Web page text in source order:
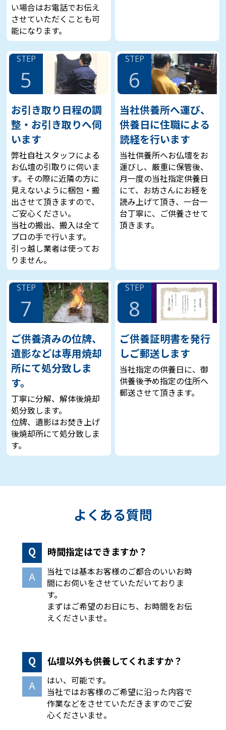
い場合はお電話でお伝え
させていただくことも可
能になります。
STEP
5
お引き取り日程の調
整・お引き取りへ伺
います
弊社自社スタッフによる
お仏壇の引取りに伺いま
す。その際に近隣の方に
見えないように梱包・搬
出させて頂きますので、
ご安心ください。
当社の搬出、搬入は全て
プロの手で行います。
引っ越し業者は使ってお
りません。
STEP
6
当社供養所へ運び、
供養日に住職による
読経を行います
当社供養所へお仏壇をお
運びし、厳重に保管後、
月一度の当社指定供養日
にて、お坊さんにお経を
読み上げて頂き、一台一
台丁寧に、ご供養させて
頂きます。
STEP
7
ご供養済みの位牌、
遺影などは専用焼却
所にて処分致しま
す。
丁寧に分解、解体後焼却
処分致します。
位牌、遺影はお焚き上げ
後焼却所にて処分致しま
す。
STEP
8
ご供養証明書を発行
しご郵送します
当社指定の供養日に、御
供養後予め指定の住所へ
郵送させて頂きます。
よくある質問
時間指定はできますか？
当社では基本お客様のご都合のいいお時
間にお伺いをさせていただいておりま
す。
まずはご希望のお日にち、お時間をお伝
えくださいませ。
仏壇以外も供養してくれますか？
はい、可能です。
当社ではお客様のご希望に沿った内容で
作業などをさせていただきますのでご安
心くださいませ。